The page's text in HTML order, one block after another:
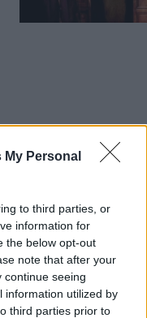
Personal
to third parties, or
information for
the below opt-out
note that after your
continue seeing
information utilized by
third parties prior to